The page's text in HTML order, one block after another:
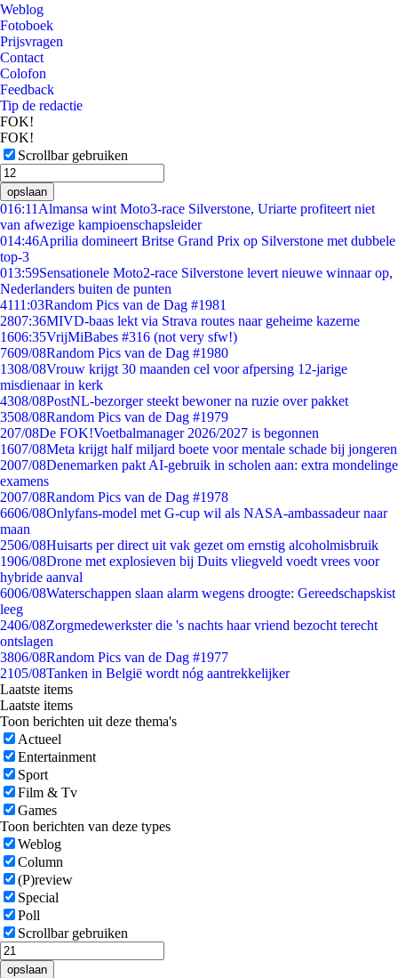
Weblog
Fotoboek
Prijsvragen
Contact
Colofon
Feedback
Tip de redactie
FOK!
FOK!
Scrollbar gebruiken
opslaan
016:11 Almansa wint Moto3-race Silverstone, Uriarte profiteert niet
van afwezige kampioenschapsleider
014:46Aprilia domineert Britse Grand Prix op Silverstone met dubbele
top-3
013:59Sensationele Moto2-race Silverstone levert nieuwe winnaar op,
Nederlanders buiten de punten
4111:03Random Pics van de Dag #1981
2807:36MIVD-baas lekt via Strava routes naar geheime kazerne
1606:35VrijMiBabes #316 (not very sfw!)
7609/08Random Pics van de Dag #1980
1308/08Vrouw krijgt 30 maanden cel voor afpersing 12-jarige
misdienaar in kerk
4308/08PostNL-bezorger steekt bewoner na ruzie over pakket
3508/08Random Pics van de Dag #1979
207/08De FOK!Voetbalmanager 2026/2027 is begonnen
1607/08Meta krijgt half miljard boete voor mentale schade bij jongeren
2007/08Denemarken pakt AI-gebruik in scholen aan: extra mondelinge
examens
2007/08Random Pics van de Dag #1978
6606/08Onlyfans-model met G-cup wil als NASA-ambassadeur naar
maan
2506/08Huisarts per direct uit vak gezet om ernstig alcoholmisbruik
1906/08Drone met explosieven bij Duits vliegveld voedt vrees voor
hybride aanval
6006/08Waterschappen slaan alarm wegens droogte: Gereedschapskist
leeg
2406/08Zorgmedewerkster die 's nachts haar vriend bezocht terecht
ontslagen
3806/08Random Pics van de Dag #1977
2105/08Tanken in België wordt nóg aantrekkelijker
Laatste items
Laatste items
Toon berichten uit deze thema's
Actueel
Entertainment
Sport
Film & Tv
Games
Toon berichten van deze types
Weblog
Column
(P)review
Special
Poll
Scrollbar gebruiken
opslaan